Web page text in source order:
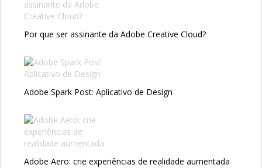
Por que ser assinante da Adobe Creative Cloud?
Adobe Spark Post: Aplicativo de Design
Adobe Aero: crie experiências de realidade aumentada